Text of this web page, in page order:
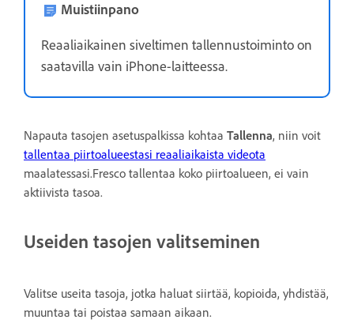
Muistiinpano
Reaaliaikainen siveltimen tallennustoiminto on
saatavilla vain iPhone-laitteessa.
Napauta tasojen asetuspalkissa kohtaa Tallenna, niin voit
tallentaa piirtoalueestasi reaaliaikaista videota
maalatessasi.Fresco tallentaa koko piirtoalueen, ei vain
aktiivista tasoa.
Useiden tasojen valitseminen
Valitse useita tasoja, jotka haluat siirtää, kopioida, yhdistää,
muuntaa tai poistaa samaan aikaan.